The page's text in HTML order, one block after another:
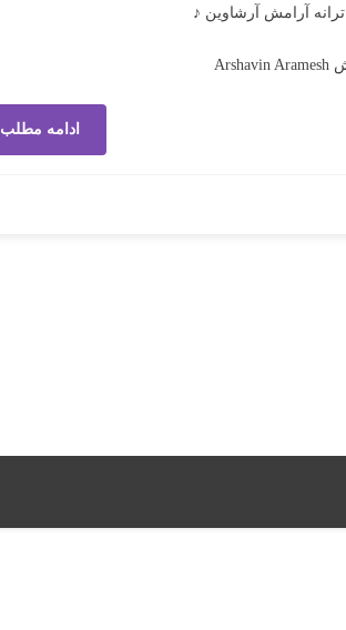
آرامش آرشاوین ♪
ادامه مطلب